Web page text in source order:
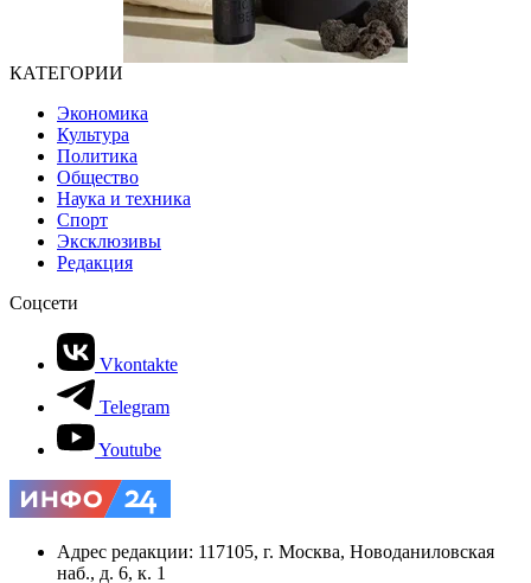
КАТЕГОРИИ
Экономика
Культура
Политика
Общество
Наука и техника
Спорт
Эксклюзивы
Редакция
Соцсети
Vkontakte
Telegram
Youtube
Адрес редакции: 117105, г. Москва, Новоданиловская
наб., д. 6, к. 1